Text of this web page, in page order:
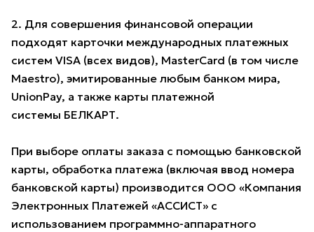
2. Для совершения финансовой операции
подходят карточки международных платежных
систем VISA (всех видов), MasterCard (в том числе
Maestro), эмитированные любым банком мира,
UnionPay, а также карты платежной
системы БЕЛКАРТ.
При выборе оплаты заказа с помощью банковской
карты, обработка платежа (включая ввод номера
банковской карты) производится ООО «Компания
Электронных Платежей «АССИСТ» с
использованием программно-аппаратного